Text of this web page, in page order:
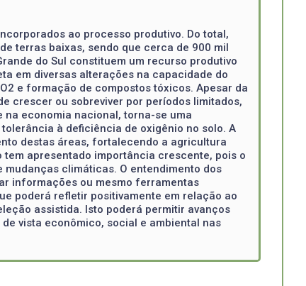
ao processo produtivo. Do total,
terras baixas, sendo que cerca de 900 mil
do Sul constituem um recurso produtivo
em diversas alterações na capacidade do
e formação de compostos tóxicos. Apesar da
crescer ou sobreviver por períodos limitados,
na economia nacional, torna-se uma
à deficiência de oxigênio no solo. A
destas áreas, fortalecendo a agricultura
apresentado importância crescente, pois o
climáticas. O entendimento dos
informações ou mesmo ferramentas
poderá refletir positivamente em relação ao
assistida. Isto poderá permitir avanços
vista econômico, social e ambiental nas